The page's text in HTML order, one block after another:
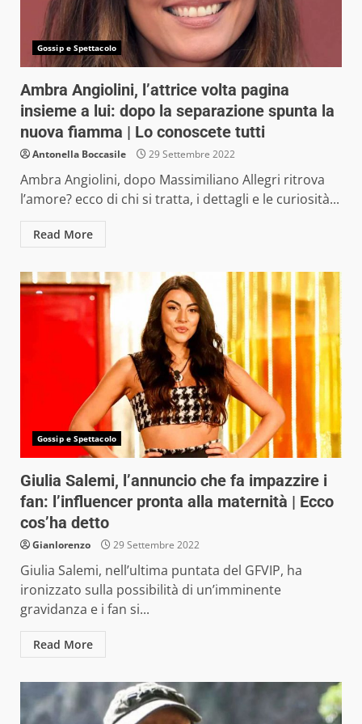
Gossip e Spettacolo
Ambra Angiolini, l’attrice volta pagina
insieme a lui: dopo la separazione spunta la
nuova fiamma | Lo conoscete tutti
Antonella Boccasile 29 Settembre 2022
Ambra Angiolini, dopo Massimiliano Allegri ritrova
l’amore? ecco di chi si tratta, i dettagli e le curiosità...
Read More
Gossip e Spettacolo
Giulia Salemi, l’annuncio che fa impazzire i
fan: l’influencer pronta alla maternità | Ecco
cos’ha detto
Gianlorenzo 29 Settembre 2022
Giulia Salemi, nell’ultima puntata del GFVIP, ha
ironizzato sulla possibilità di un’imminente
gravidanza e i fan si...
Read More